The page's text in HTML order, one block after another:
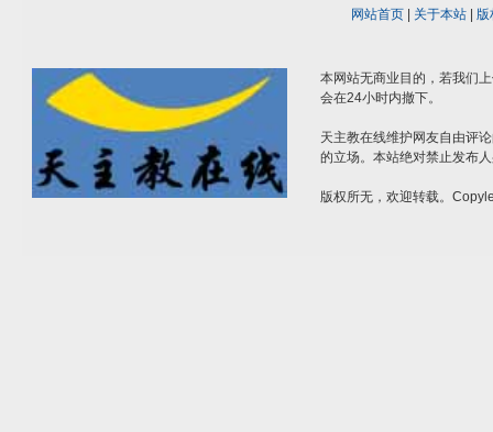
网站首页| 关于本站| 版
本网站无商业目的，若我们
会在24小时内撤下。
天主教在线维护网友自由评
的立场。本站绝对禁止发布
版权所无，欢迎转载。